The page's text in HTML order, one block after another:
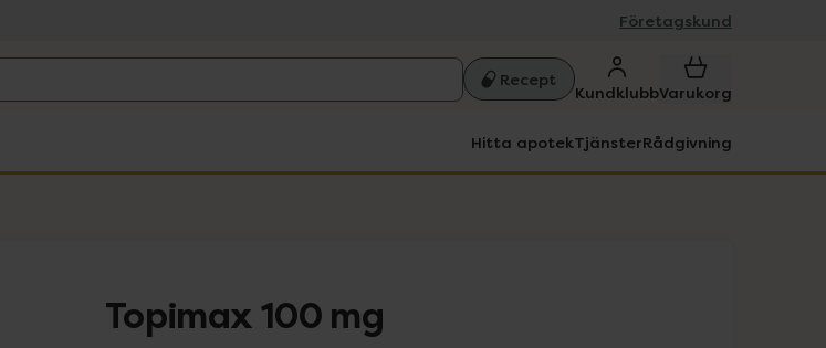
Företagskund
Recept
KundklubbVarukorg
Hitta apotekTjänsterRådgivning
Topimax 100 mg